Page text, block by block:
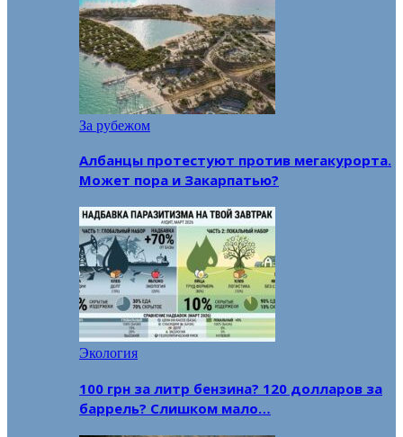
За рубежом
Албанцы протестуют против мегакурорта.
Может пора и Закарпатью?
Экология
100 грн за литр бензина? 120 долларов за
баррель? Слишком мало…